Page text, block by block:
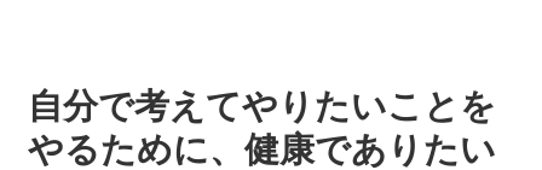
自分で考えてやりたいことを
やるために、健康でありたい